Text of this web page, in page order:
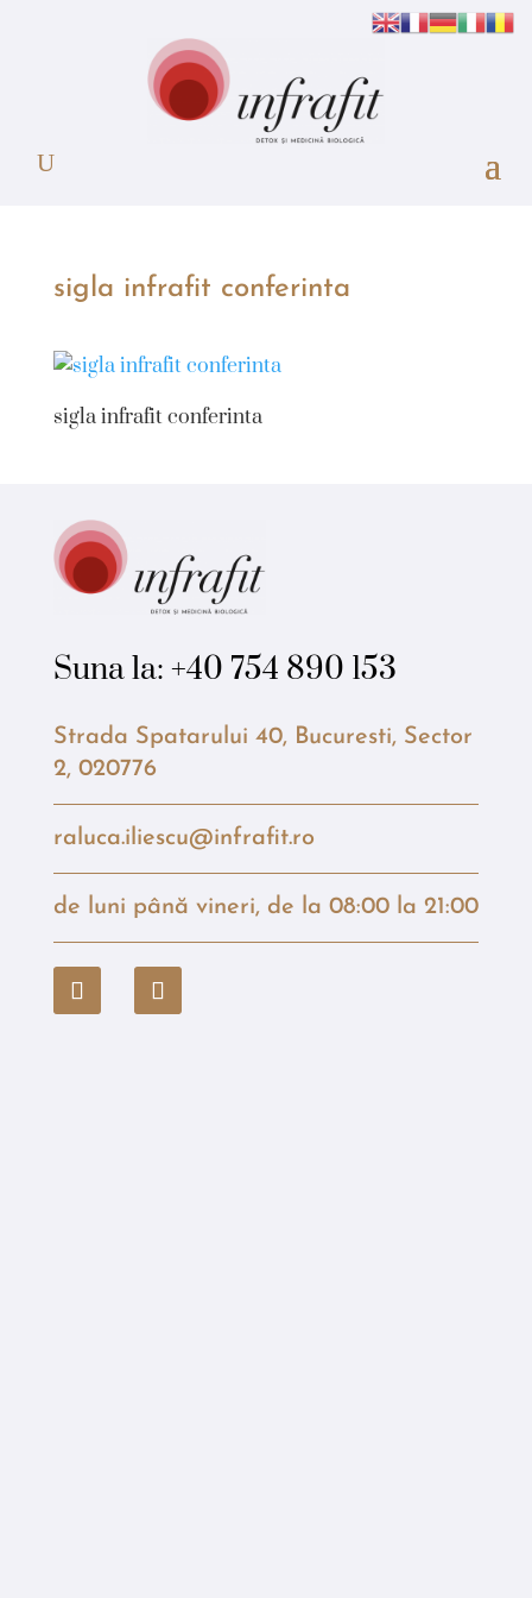
sigla infrafit conferinta
sigla infrafit conferinta
Suna la: +40 754 890 153
Strada Spatarului 40, Bucuresti, Sector
2, 020776
raluca.iliescu@infrafit.ro
de luni până vineri, de la 08:00 la 21:00